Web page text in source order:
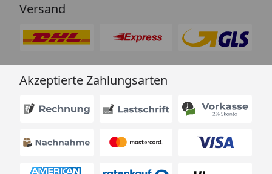
Versand
Akzeptierte Zahlungsarten